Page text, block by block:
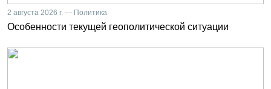
2 августа 2026 г. — Политика
Особенности текущей геополитической ситуации